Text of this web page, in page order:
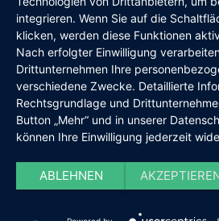
integrieren. Wenn Sie auf die
klicken, werden diese Funktionen
Nach erfolgter Einwilligung
Drittunternehmen Ihre
verschiedene Zwecke. Detaillierte
Rechtsgrundlage und
Button „Mehr“ und in unserer
können Ihre Einwilligung jederzeit
ABLEHNEN